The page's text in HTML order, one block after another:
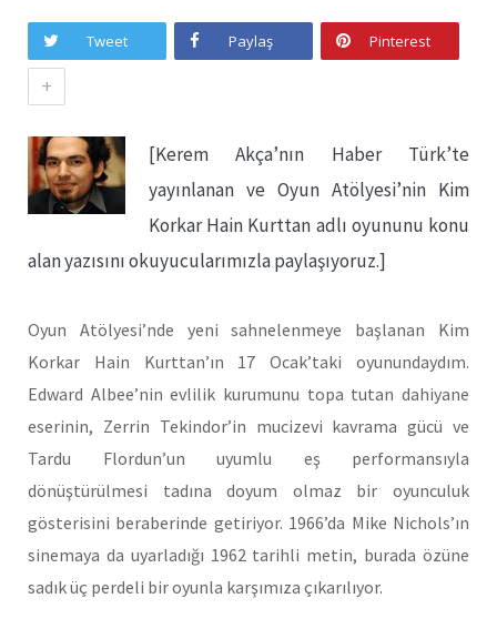
Tweet Paylaş Pinterest
+
[Kerem Akça’nın Haber Türk’te
yayınlanan ve Oyun Atölyesi’nin Kim
Korkar Hain Kurttan adlı oyununu konu
alan yazısını okuyucularımızla paylaşıyoruz.]
Oyun Atölyesi’nde yeni sahnelenmeye başlanan Kim
Korkar Hain Kurttan’ın 17 Ocak’taki oyunundaydım.
Edward Albee’nin evlilik kurumunu topa tutan dahiyane
eserinin, Zerrin Tekindor’in mucizevi kavrama gücü ve
Tardu Flordun’un uyumlu eş performansıyla
dönüştürülmesi tadına doyum olmaz bir oyunculuk
gösterisini beraberinde getiriyor. 1966’da Mike Nichols’ın
sinemaya da uyarladığı 1962 tarihli metin, burada özüne
sadık üç perdeli bir oyunla karşımıza çıkarılıyor.